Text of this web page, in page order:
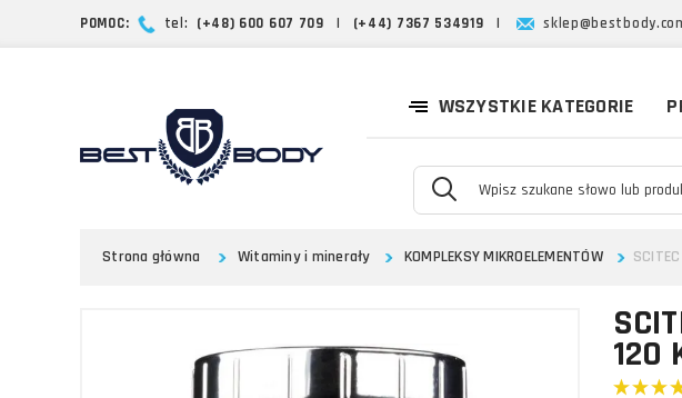
POMOC: tel: (+48) 600 607 709 | (+44) 7367 534919 |
WSZYSTKIE KATEGORIE
Strona główna Witaminy i minerały KOMPLEKSY MIKROELEMENTÓW
120